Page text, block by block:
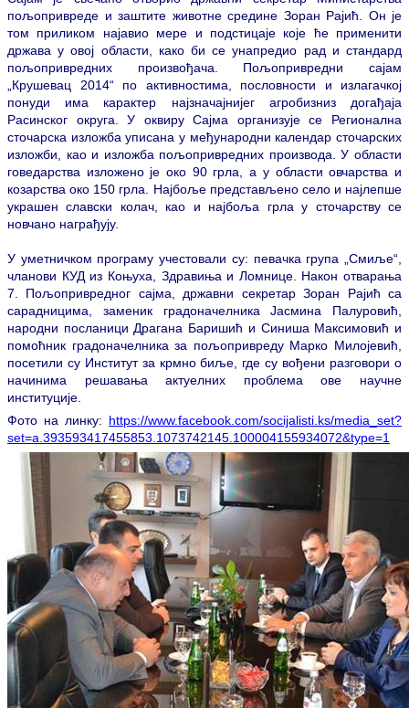
пољопривреде и заштите животне средине Зоран Рајић. Он је
том приликом најавио мере и подстицаје које ће применити
држава у овој области, како би се унапредио рад и стандард
пољопривредних произвођача. Пољопривредни сајам
„Крушевац 2014“ по активностима, пословности и излагачкој
понуди има карактер најзначајнијег агробизниз догађаја
Расинског округа. У оквиру Сајма организује се Регионална
сточарска изложба уписана у међународни календар сточарских
изложби, као и изложба пољопривредних производа. У области
говедарства изложено је око 90 грла, а у области овчарства и
козарства око 150 грла. Најбоље представљено село и најлепше
украшен славски колач, као и најбоља грла у сточарству се
новчано награђују.
У уметничком програму учестовали су: певачка група „Смиље“,
чланови КУД из Коњуха, Здравиња и Ломнице. Након отварања
7. Пољопривредног сајма, државни секретар Зоран Рајић са
сарадницима, заменик градоначелника Јасмина Палуровић,
народни посланици Драгана Баришић и Синиша Максимовић и
помоћник градоначелника за пољопривреду Марко Милојевић,
посетили су Институт за крмно биље, где су вођени разговори о
начинима решавања актуелних проблема ове научне
институције.
Фото на линку: https://www.facebook.com/socijalisti.ks/media_set?
set=a.393593417455853.1073742145.100004155934072&type=1